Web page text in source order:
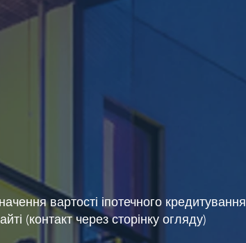
вартості іпотечного кредитування
(контакт через сторінку огляду)